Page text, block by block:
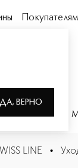
ДА, ВЕРНО
Покупателям
Парфюмерия
LINE •